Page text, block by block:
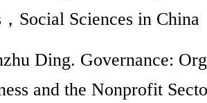
Social Sciences in
Ding. Governance:
and the Nonprofit